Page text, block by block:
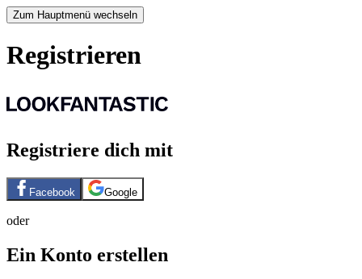
Zum Hauptmenü wechseln
Registrieren
Registriere dich mit
Facebook Google
oder
Ein Konto erstellen